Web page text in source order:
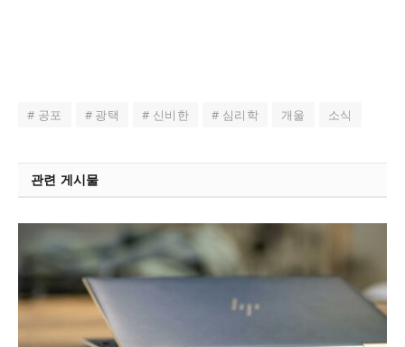
# 공포 # 광택 # 신비한 # 심리학 개울 소식
관련 게시물